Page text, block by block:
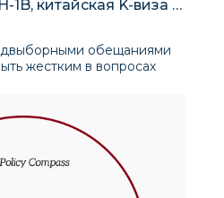
1B, китайская K-виза и
обещаниями
жестким в вопросах